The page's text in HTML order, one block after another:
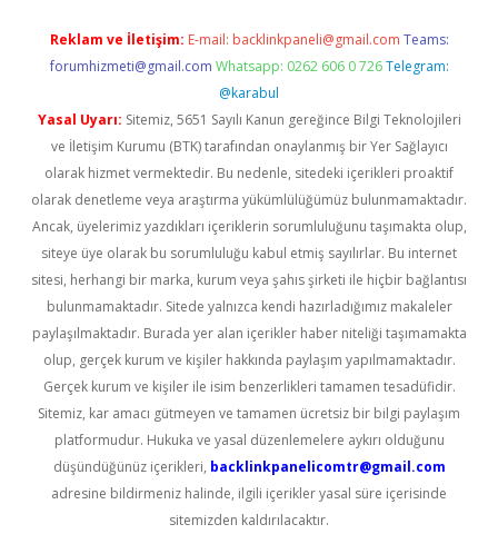
Reklam ve İletişim: E-mail: backlinkpaneli@gmail.com Teams:
forumhizmeti@gmail.com Whatsapp: 0262 606 0 726 Telegram:
@karabul
Yasal Uyarı: Sitemiz, 5651 Sayılı Kanun gereğince Bilgi Teknolojileri
ve İletişim Kurumu (BTK) tarafından onaylanmış bir Yer Sağlayıcı
olarak hizmet vermektedir. Bu nedenle, sitedeki içerikleri proaktif
olarak denetleme veya araştırma yükümlülüğümüz bulunmamaktadır.
Ancak, üyelerimiz yazdıkları içeriklerin sorumluluğunu taşımakta olup,
siteye üye olarak bu sorumluluğu kabul etmiş sayılırlar. Bu internet
sitesi, herhangi bir marka, kurum veya şahıs şirketi ile hiçbir bağlantısı
bulunmamaktadır. Sitede yalnızca kendi hazırladığımız makaleler
paylaşılmaktadır. Burada yer alan içerikler haber niteliği taşımamakta
olup, gerçek kurum ve kişiler hakkında paylaşım yapılmamaktadır.
Gerçek kurum ve kişiler ile isim benzerlikleri tamamen tesadüfidir.
Sitemiz, kar amacı gütmeyen ve tamamen ücretsiz bir bilgi paylaşım
platformudur. Hukuka ve yasal düzenlemelere aykırı olduğunu
düşündüğünüz içerikleri, backlinkpanelicomtr@gmail.com
adresine bildirmeniz halinde, ilgili içerikler yasal süre içerisinde
sitemizden kaldırılacaktır.